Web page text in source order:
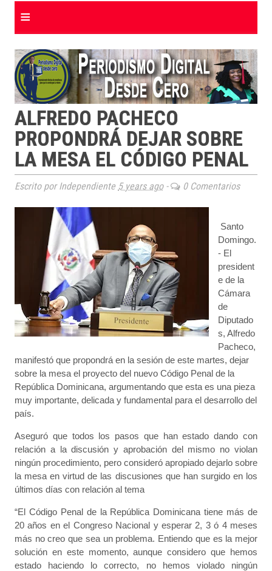
≡
ALFREDO PACHECO
PROPONDRÁ DEJAR SOBRE
LA MESA EL CÓDIGO PENAL
Escrito por Independiente 5 years ago- 0 Comentarios
Santo
Domingo.
- El
president
e de la
Cámara
de
Diputado
s, Alfredo
Pacheco,
manifestó que propondrá en la sesión de este martes, dejar
sobre la mesa el proyecto del nuevo Código Penal de la
República Dominicana, argumentando que esta es una pieza
muy importante, delicada y fundamental para el desarrollo del
país.
Aseguró que todos los pasos que han estado dando con
relación a la discusión y aprobación del mismo no violan
ningún procedimiento, pero consideró apropiado dejarlo sobre
la mesa en virtud de las discusiones que han surgido en los
últimos días con relación al tema
“El Código Penal de la República Dominicana tiene más de
20 años en el Congreso Nacional y esperar 2, 3 ó 4 meses
más no creo que sea un problema. Entiendo que es la mejor
solución en este momento, aunque considero que hemos
estado haciendo lo correcto, no hemos violado ningún